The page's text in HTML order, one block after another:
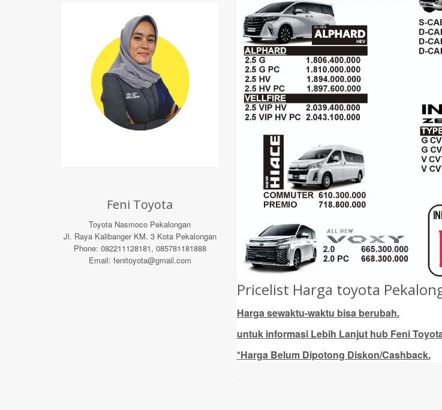
Feni Toyota
Toyota Nasmoco Pekalongan
Jl. Raya Kalibanger KM. 3 Kota Pekalongan
Phone: 082211128181, 085781181888
Email: fenitoyota@gmail.com
Pricelist Harga toyota
Harga sewaktu-waktu bisa berubah.
untuk informasi Lebih Lanjut hub Feni
*Harga Belum Dipotong Diskon/Cashback.